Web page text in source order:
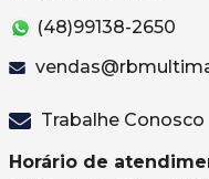
(48)99138-2650
Trabalhe Conosco
Horário de